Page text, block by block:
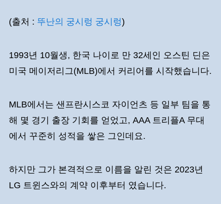
(출처 : 뚜난의 궁시렁 궁시렁)
1993년 10월생, 한국 나이로 만 32세인 오스틴 딘은
미국 메이저리그(MLB)에서 커리어를 시작했습니다.
MLB에서는 샌프란시스코 자이언츠 등 일부 팀을 통
해 몇 경기 출장 기회를 얻었고, AAA 트리플A 무대
에서 꾸준히 성적을 쌓은 그인데요.
하지만 그가 본격적으로 이름을 알린 것은 2023년
LG 트윈스와의 계약 이후부터 였습니다.